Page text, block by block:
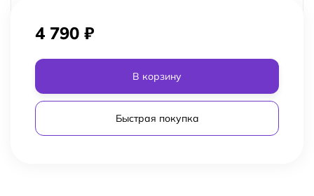
4 790 ₽
В корзину
Быстрая покупка